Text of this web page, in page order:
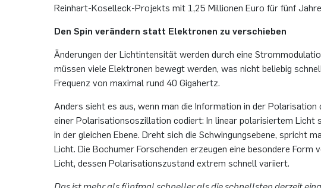
Reinhart-Koselleck-Projekts mit 1,25 Millionen Euro für fünf
Den Spin verändern statt Elektronen zu verschieben
Änderungen der Lichtintensität werden durch eine
müssen viele Elektronen bewegt werden, was nicht beliebig
Frequenz von maximal rund 40 Gigahertz.
Anders sieht es aus, wenn man die Information in der Polarisation
einer Polarisationsoszillation codiert: In linear polarisiertem Licht
in der gleichen Ebene. Dreht sich die Schwingungsebene, spricht
Licht. Die Bochumer Forschenden erzeugen eine besondere Form
Licht, dessen Polarisationszustand extrem schnell variiert.